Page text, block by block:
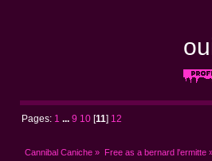
Pages: 1 ...9 10 [11 12
Cannibal Caniche » Free as a bernard l'ermitte